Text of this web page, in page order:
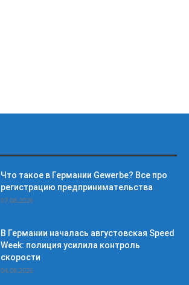
Что такое в Германии Gewerbe? Все про
регистрацию предпринимательства
07.08.2026
В Германии началась августовская Speed
Week: полиция усилила контроль
скорости
04.08.2026